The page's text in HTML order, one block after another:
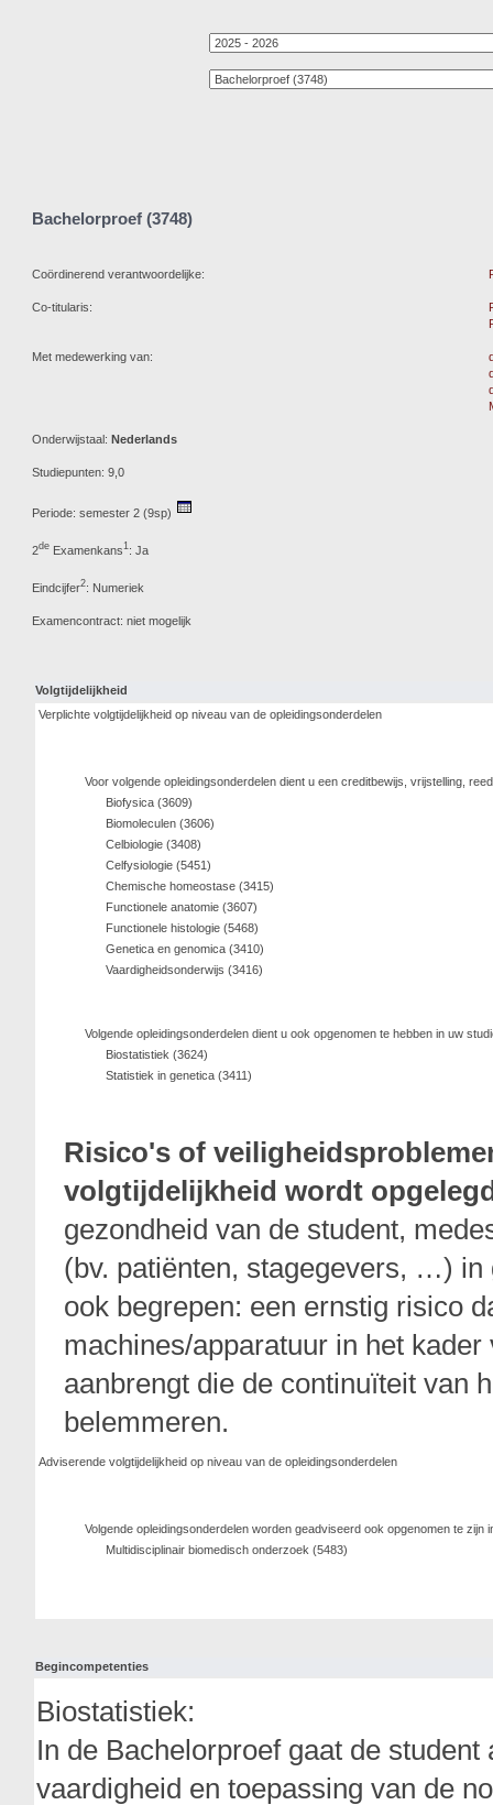
Bachelorproef (3748)
Coördinerend verantwoordelijke:
Co-titularis:
Met medewerking van:
Onderwijstaal: Nederlands
Studiepunten: 9,0
Periode: semester 2 (9sp)
2de Examenkans1: Ja
Eindcijfer2: Numeriek
Examencontract: niet mogelijk
Volgtijdelijkheid
Verplichte volgtijdelijkheid op niveau van de opleidingsonderdelen
Voor volgende opleidingsonderdelen dient u een creditbewijs, vrijstelling,
Biofysica (3609)
Biomoleculen (3606)
Celbiologie (3408)
Celfysiologie (5451)
Chemische homeostase (3415)
Functionele anatomie (3607)
Functionele histologie (5468)
Genetica en genomica (3410)
Vaardigheidsonderwijs (3416)
Volgende opleidingsonderdelen dient u ook opgenomen te hebben in uw
Biostatistiek (3624)
Statistiek in genetica (3411)
Risico's of
volgtijdelijkheid wordt
gezondheid van de student,
(bv. patiënten, stagegevers, …)
ook begrepen: een ernstig risico
machines/apparatuur in het
aanbrengt die de continuïteit van
belemmeren.
Adviserende volgtijdelijkheid op niveau van de opleidingsonderdelen
Volgende opleidingsonderdelen worden geadviseerd ook opgenomen te zijn
Multidisciplinair biomedisch onderzoek (5483)
Begincompetenties
Biostatistiek:
In de Bachelorproef gaat de
vaardigheid en toepassing van de